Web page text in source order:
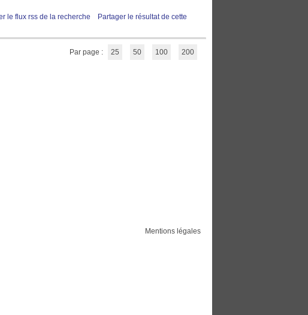
le flux rss de la recherche
Partager le résultat de cette
Par page : 25 50 100 200
Mentions légales